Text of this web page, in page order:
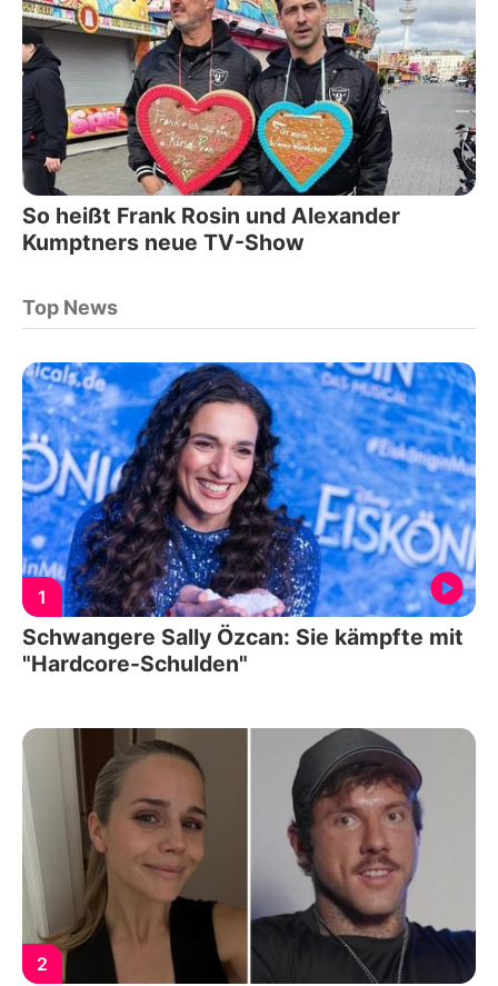
So heißt Frank Rosin und Alexander
Kumptners neue TV-Show
Top News
1
Schwangere Sally Özcan: Sie kämpfte mit
"Hardcore-Schulden"
2